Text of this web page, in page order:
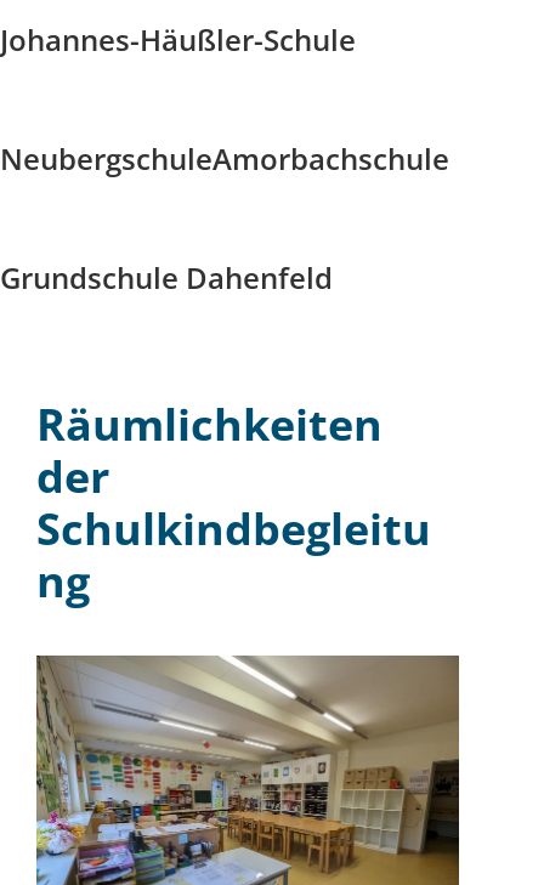
Johannes-Häußler-Schule
NeubergschuleAmorbachschule
Grundschule Dahenfeld
Räumlichkeiten
der
Schulkindbegleitu
ng